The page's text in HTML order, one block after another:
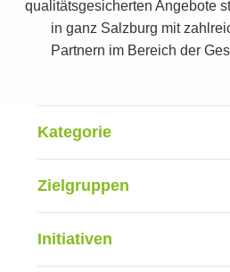
qualitätsgesicherten Angebote
in ganz Salzburg mit
Partnern im Bereich der
Kategorie
Zielgruppen
Initiativen